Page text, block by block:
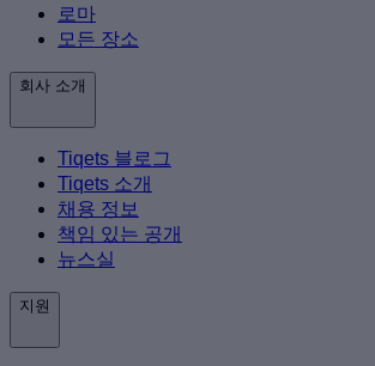
로마
모든 장소
회사 소개
Tiqets 블로그
Tiqets 소개
채용 정보
책임 있는 공개
뉴스실
지원